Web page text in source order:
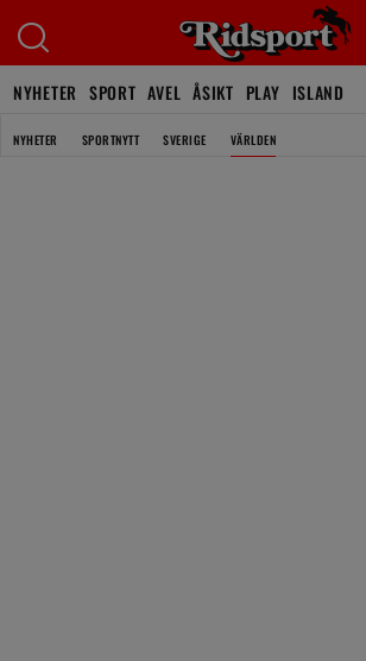
NYHETER SPORT AVEL ÅSIKT PLAY ISLAND
NYHETER SPORTNYTT SVERIGE VÄRLDEN